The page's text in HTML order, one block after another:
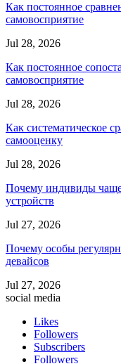
Как постоянное
самовосприятие
Jul 28, 2026
Как постоянное
самовосприятие
Jul 28, 2026
Как систематическое
самооценку
Jul 28, 2026
Почему индивиды
устройств
Jul 27, 2026
Почему особы
девайсов
Jul 27, 2026
social media
Likes
Followers
Subscribers
Followers